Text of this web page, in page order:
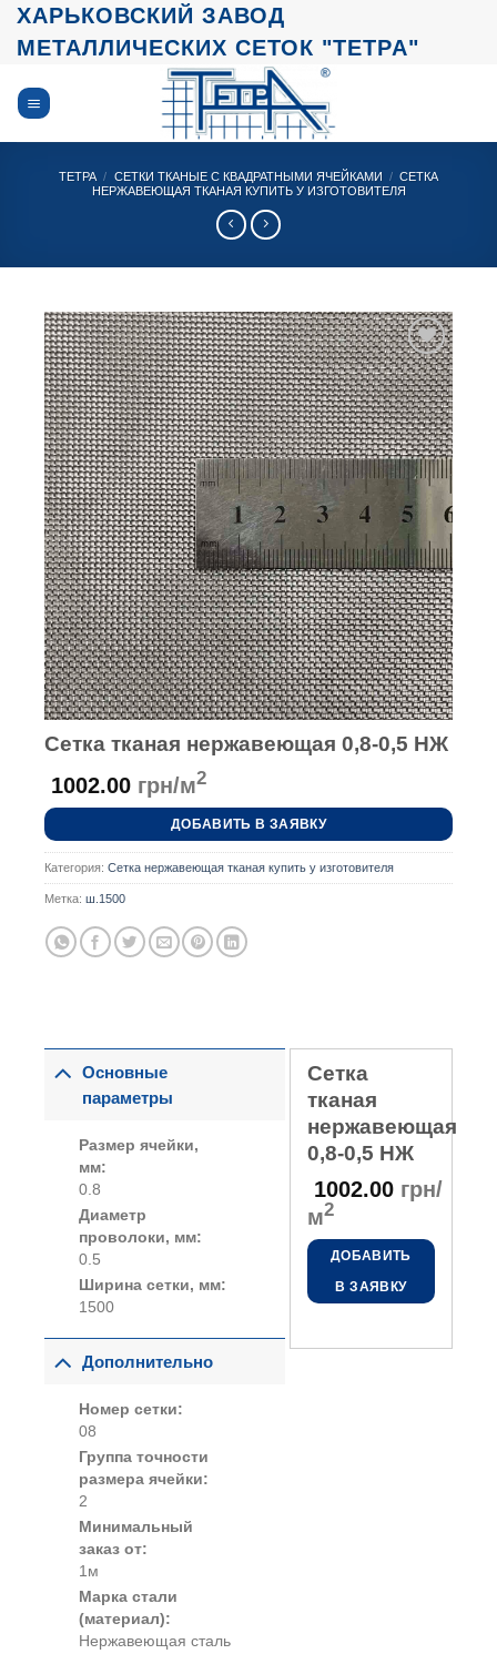
Skip
content
ХАРЬКОВСКИЙ ЗАВОД
МЕТАЛЛИЧЕСКИХ СЕТОК "ТЕТРА"
ТЕТРА / СЕТКИ ТКАНЫЕ С КВАДРАТНЫМИ ЯЧЕЙКАМИ / СЕТКА
НЕРЖАВЕЮЩАЯ ТКАНАЯ КУПИТЬ У ИЗГОТОВИТЕЛЯ
Сетка тканая нержавеющая 0,8-0,5 НЖ
1002.00 грн/м2
ДОБАВИТЬ В ЗАЯВКУ
Категория: Сетка нержавеющая тканая купить у изготовителя
Метка: ш.1500
Сетка
тканая
нержавеющая
0,8-0,5 НЖ
1002.00грн/
м2
ДОБАВИТЬ
В ЗАЯВКУ
Основные
параметры
Размер ячейки,
мм:
0.8
Диаметр
проволоки, мм:
0.5
Ширина сетки, мм:
1500
Дополнительно
Номер сетки:
08
Группа точности
размера ячейки:
2
Минимальный
заказ от:
1м
Марка стали
(материал):
Нержавеющая сталь